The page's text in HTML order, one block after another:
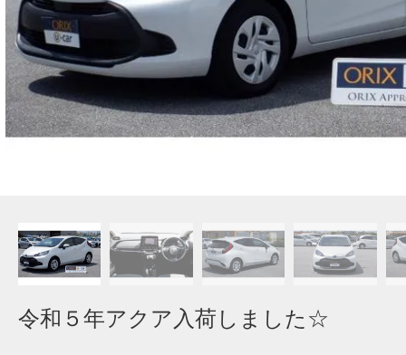
令和５年アクア入荷しました☆